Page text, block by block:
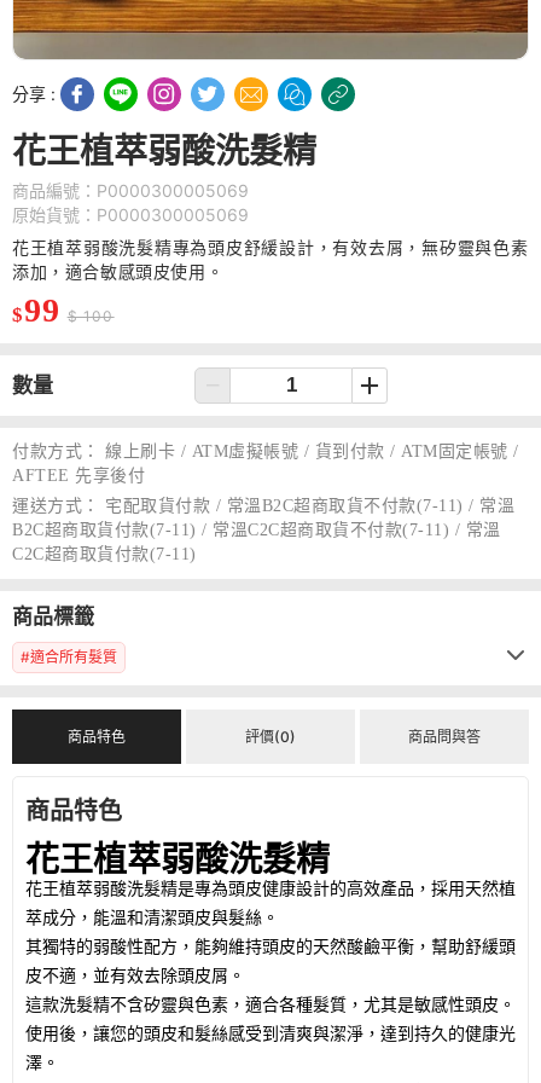
分享 :
花王植萃弱酸洗髮精
商品編號：P0000300005069
原始貨號：P0000300005069
花王植萃弱酸洗髮精專為頭皮舒緩設計，有效去屑，無矽靈與色素
添加，適合敏感頭皮使用。
$99 $ 100
數量
付款方式：
線上刷卡 / ATM虛擬帳號 / 貨到付款 / ATM固定帳號 /
AFTEE 先享後付
運送方式：
宅配取貨付款 / 常溫B2C超商取貨不付款(7-11) / 常溫
B2C超商取貨付款(7-11) / 常溫C2C超商取貨不付款(7-11) / 常溫
C2C超商取貨付款(7-11)
商品標籤
#適合所有髮質
商品特色 評價(0) 商品問與答
商品特色
花王植萃弱酸洗髮精
花王植萃弱酸洗髮精是專為頭皮健康設計的高效產品，採用天然植
萃成分，能溫和清潔頭皮與髮絲。
其獨特的弱酸性配方，能夠維持頭皮的天然酸鹼平衡，幫助舒緩頭
皮不適，並有效去除頭皮屑。
這款洗髮精不含矽靈與色素，適合各種髮質，尤其是敏感性頭皮。
使用後，讓您的頭皮和髮絲感受到清爽與潔淨，達到持久的健康光
澤。